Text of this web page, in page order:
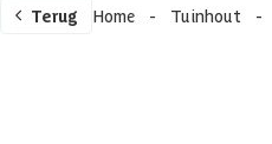
Terug Home - Tuinhout -